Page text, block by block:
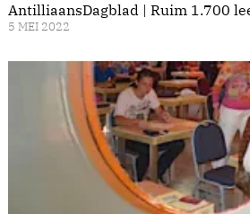
AntilliaansDagblad | Ruim 1.700
5 MEI 2022